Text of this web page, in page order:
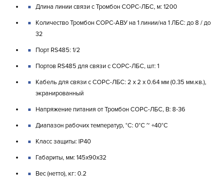
Длина линии связи с Тромбон СОРС-ЛБС, м: 1200
Количество Тромбон СОРС-АВУ на 1 линии/на 1 ЛБС: до 8 / до
32
Порт RS485: 1/2
Портов RS485 для связи с СОРС-ЛБС, шт: 1
Кабель для связи с СОРС-ЛБС: 2 х 2 х 0.64 мм (0.35 мм.кв.),
экранированный
Напряжение питания от Тромбон СОРС-ЛБС, В: 8-36
Диапазон рабочих температур, °C: 0°C ~ +40°C
Класс защиты: IP40
Габариты, мм: 145х90х32
Вес (нетто), кг: 0.2